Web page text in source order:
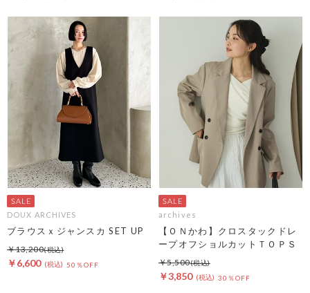
DOUX ARCHIVES
ブラウスｘジャンスカ SET UP
￥6,600 50％OFF
￥13,200
archives
【ＯＮかわ】クロスタックドレ
ープオフショルカットＴＯＰＳ
￥3,850 30％OFF
￥5,500